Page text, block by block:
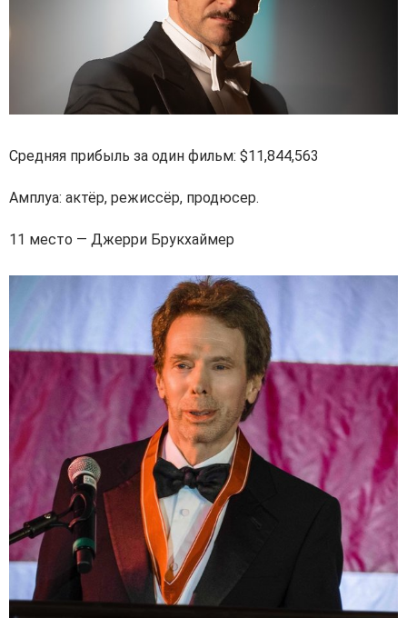
Средняя прибыль за один фильм: $11,844,563
Амплуа: актёр, режиссёр, продюсер.
11 место — Джерри Брукхаймер